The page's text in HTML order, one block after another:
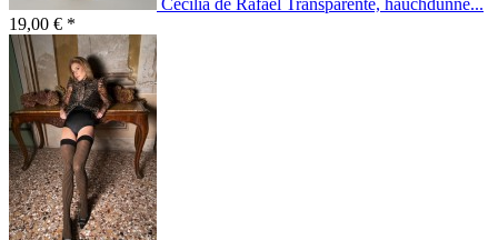
Cecilia de Rafael Transparente, hauchdünne...
19,00 € *